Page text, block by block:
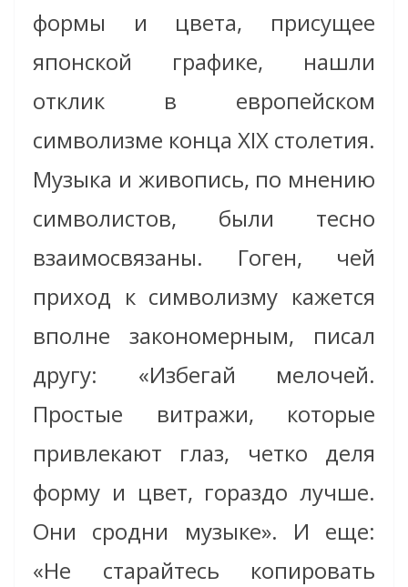
формы и цвета, присущее
японской графике, нашли
отклик в европейском
символизме конца XIX столетия.
Музыка и живопись, по мнению
символистов, были тесно
взаимосвязаны. Гоген, чей
приход к символизму кажется
вполне закономерным, писал
другу: «Избегай мелочей.
Простые витражи, которые
привлекают глаз, четко деля
форму и цвет, гораздо лучше.
Они сродни музыке». И еще:
«Не старайтесь копировать